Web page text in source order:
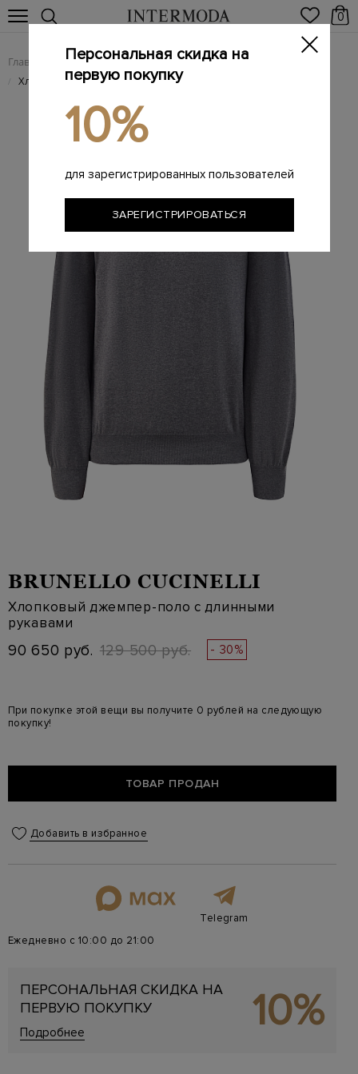
0
Главная Мужчинам / Одежда / Поло
/ Хлопковый джемпер-поло с длинными рукавами
BRUNELLO CUCINELLI
Хлопковый джемпер-поло с длинными
рукавами
90 650 руб. 129 500 руб. - 30%
При покупке этой вещи вы получите 0 рублей на следующую
покупку!
ТОВАР ПРОДАН
Добавить в избранное
Telegram
Ежедневно с 10:00 до 21:00
ПЕРСОНАЛЬНАЯ СКИДКА НА
ПЕРВУЮ ПОКУПКУ
Подробнее 10%
Персональная скидка на
первую покупку
10%
для зарегистрированных пользователей
ЗАРЕГИСТРИРОВАТЬСЯ